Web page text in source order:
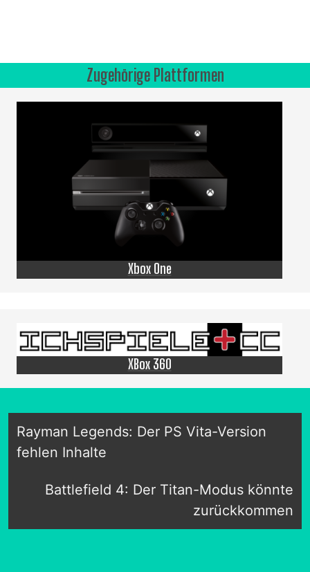
Zugehörige Plattformen
Xbox One
XBox 360
Rayman Legends: Der PS Vita-Version
fehlen Inhalte
Battlefield 4: Der Titan-Modus könnte
zurückkommen